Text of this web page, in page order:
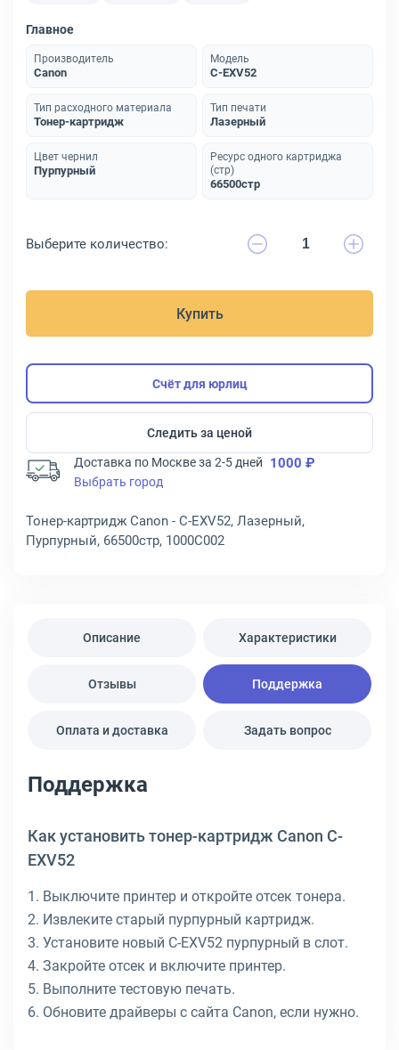
Главное
Производитель
Canon
Модель
C-EXV52
Тип расходного материала
Тонер-картридж
Тип печати
Лазерный
Цвет чернил
Пурпурный
Ресурс одного картриджа
(стр)
66500стр
Выберите количество:
Купить
Счёт для юрлиц
Следить за ценой
Доставка по Москве за 2-5 дней 1000 ₽
Выбрать город
Тонер-картридж Canon - C-EXV52, Лазерный,
Пурпурный, 66500стр, 1000C002
Описание Характеристики
Отзывы Поддержка
Оплата и доставка Задать вопрос
Поддержка
Как установить тонер-картридж Canon C-
EXV52
1. Выключите принтер и откройте отсек тонера.
2. Извлеките старый пурпурный картридж.
3. Установите новый C-EXV52 пурпурный в слот.
4. Закройте отсек и включите принтер.
5. Выполните тестовую печать.
6. Обновите драйверы с сайта Canon, если нужно.